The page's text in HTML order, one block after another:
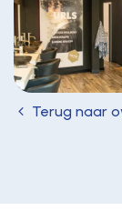
Terug naar